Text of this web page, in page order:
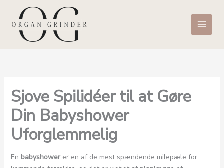
indholdet
Sjove Spilidéer til at Gøre
Din Babyshower
Uforglemmelig
En babyshowerer en af de mest spændende milepæle for